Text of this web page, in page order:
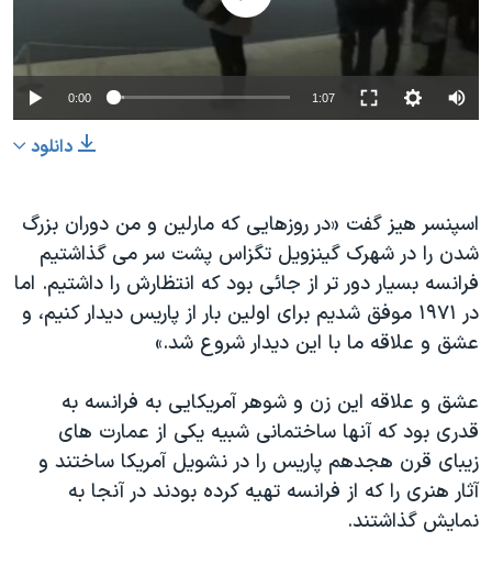
0:00 1:07
دانلود
اسپنسر هیز گفت «در روزهایی که مارلین و من دوران بزرگ
شدن را در شهرک گینزویل تگزاس پشت سر می گذاشتیم
فرانسه بسیار دور تر از جائی بود که انتظارش را داشتیم. اما
در ۱۹۷۱ موفق شدیم برای اولین بار از پاریس دیدار کنیم، و
عشق و علاقه ما با این دیدار شروع شد.»
عشق و علاقه این زن و شوهر آمریکایی به فرانسه به
قدری بود که آنها ساختمانی شبیه یکی از عمارت های
زیبای قرن هجدهم پاریس را در نشویل آمریکا ساختند و
آثار هنری را که از فرانسه تهیه کرده بودند در آنجا به
نمایش گذاشتند.